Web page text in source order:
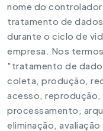
nome do
tratamento de
durante o ciclo de
empresa. Nos
"tratamento de
coleta, produção,
acesso,
processamento,
eliminação,